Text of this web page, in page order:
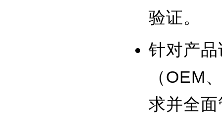
验证。
针对产
（OEM
求并全